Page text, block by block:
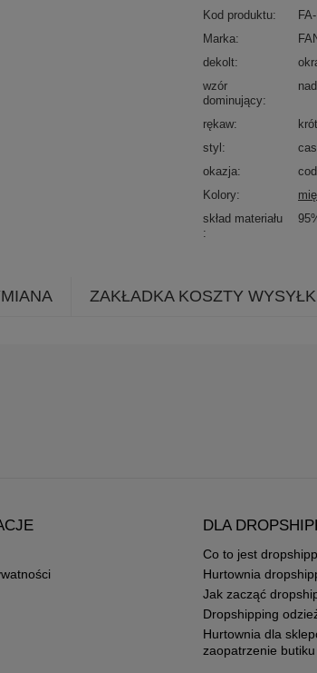
Kod produktu
Marka
dekolt
wzór
dominujący
rękaw
styl
okazja
Kolory
skład materiału
ZAKŁADKA KOSZTY
DLA
Co to jest
Hurtownia
Jak zacząć
Dropshipping
Hurtownia dla
zaopatrzenie